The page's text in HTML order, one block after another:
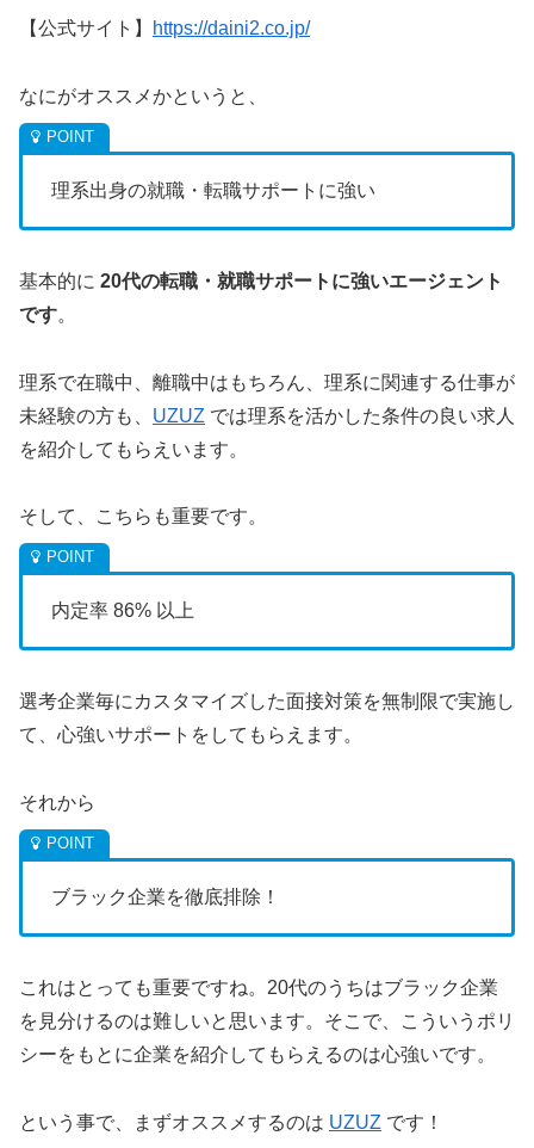
【公式サイト】 https://daini2.co.jp/
なにがオススメかというと、
理系出身の就職・転職サポートに強い
基本的に 20代の転職・就職サポートに強いエージェント
です。
理系で在職中、離職中はもちろん、理系に関連する仕事が
未経験の方も、 UZUZ では理系を活かした条件の良い求人
を紹介してもらえいます。
そして、こちらも重要です。
内定率 86% 以上
選考企業毎にカスタマイズした面接対策を無制限で実施し
て、心強いサポートをしてもらえます。
それから
ブラック企業を徹底排除！
これはとっても重要ですね。20代のうちはブラック企業
を見分けるのは難しいと思います。そこで、こういうポリ
シーをもとに企業を紹介してもらえるのは心強いです。
という事で、まずオススメするのは UZUZ です！